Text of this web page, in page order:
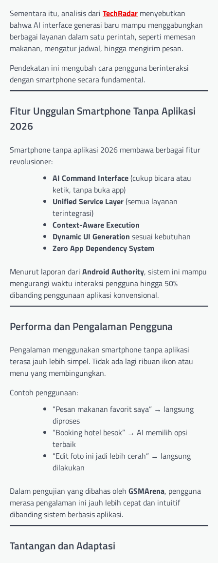
Sementara itu, analisis dari TechRadar menyebutkan
bahwa AI interface generasi baru mampu menggabungkan
berbagai layanan dalam satu perintah, seperti memesan
makanan, mengatur jadwal, hingga mengirim pesan.
Pendekatan ini mengubah cara pengguna berinteraksi
dengan smartphone secara fundamental.
Fitur Unggulan Smartphone Tanpa Aplikasi
2026
Smartphone tanpa aplikasi 2026 membawa berbagai fitur
revolusioner:
AI Command Interface(cukup bicara atau
ketik, tanpa buka app)
Unified Service Layer(semua layanan
terintegrasi)
Context-Aware Execution
Dynamic UI Generation sesuai kebutuhan
Zero App Dependency System
Menurut laporan dari Android Authority, sistem ini mampu
mengurangi waktu interaksi pengguna hingga 50%
dibanding penggunaan aplikasi konvensional.
Performa dan Pengalaman Pengguna
Pengalaman menggunakan smartphone tanpa aplikasi
terasa jauh lebih simpel. Tidak ada lagi ribuan ikon atau
menu yang membingungkan.
Contoh penggunaan:
“Pesan makanan favorit saya” → langsung
diproses
“Booking hotel besok” → AI memilih opsi
terbaik
“Edit foto ini jadi lebih cerah” → langsung
dilakukan
Dalam pengujian yang dibahas oleh GSMArena, pengguna
merasa pengalaman ini jauh lebih cepat dan intuitif
dibanding sistem berbasis aplikasi.
Tantangan dan Adaptasi